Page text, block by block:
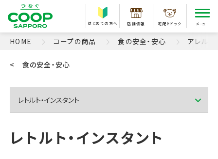
はじめての方へ 店舗情報 宅配トドック メニュー
HOME コープの商品 食の安全・安心 アレル
< 食の安全・安心